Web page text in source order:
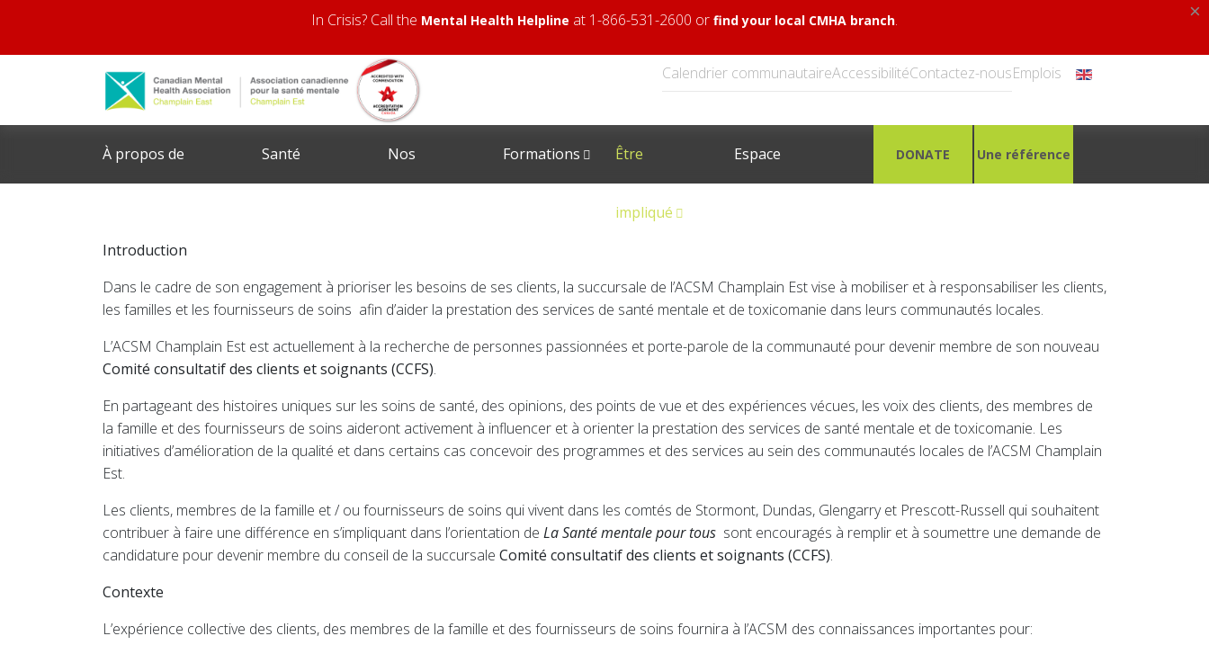
×
In Crisis? Call the Mental Health Helpline at 1-866-531-2600 or find your local CMHA branch.
Calendrier communautaireAccessibilitéContactez-nousEmplois
À propos de Santé Nos Formations Être
impliqué
Espace DONATE Une référence
Introduction
Dans le cadre de son engagement à prioriser les besoins de ses clients, la succursale de l’ACSM Champlain Est vise à mobiliser et à responsabiliser les clients,
les familles et les fournisseurs de soins afin d’aider la prestation des services de santé mentale et de toxicomanie dans leurs communautés locales.
L’ACSM Champlain Est est actuellement à la recherche de personnes passionnées et porte-parole de la communauté pour devenir membre de son nouveau
Comité consultatif des clients et soignants (CCFS).
En partageant des histoires uniques sur les soins de santé, des opinions, des points de vue et des expériences vécues, les voix des clients, des membres de
la famille et des fournisseurs de soins aideront activement à influencer et à orienter la prestation des services de santé mentale et de toxicomanie. Les
initiatives d’amélioration de la qualité et dans certains cas concevoir des programmes et des services au sein des communautés locales de l’ACSM Champlain
Est.
Les clients, membres de la famille et / ou fournisseurs de soins qui vivent dans les comtés de Stormont, Dundas, Glengarry et Prescott-Russell qui souhaitent
contribuer à faire une différence en s’impliquant dans l’orientation de La Santé mentale pour tous sont encouragés à remplir et à soumettre une demande de
candidature pour devenir membre du conseil de la succursale Comité consultatif des clients et soignants (CCFS).
Contexte
L’expérience collective des clients, des membres de la famille et des fournisseurs de soins fournira à l’ACSM des connaissances importantes pour: